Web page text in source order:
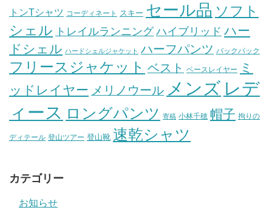
トンTシャツ コーディネート スキー セール品 ソフト
シェル トレイルランニング ハイブリッド ハー
ドシェル ハードシェルジャケット ハーフパンツ バックパック
フリースジャケット ベスト ベースレイヤー
ミ
ッドレイヤー メリノウール メンズ レデ
ィース ロングパンツ 寄稿 小林千穂 帽子 拘りの
ディテール 登山ツアー 登山靴 速乾シャツ
カテゴリー
お知らせ